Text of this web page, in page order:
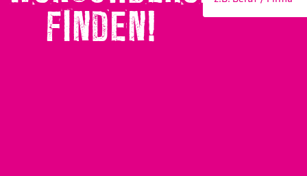
FINDEN!